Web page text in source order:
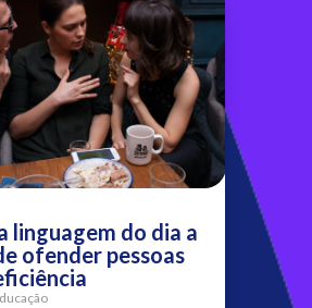
linguagem do dia a
ofender pessoas